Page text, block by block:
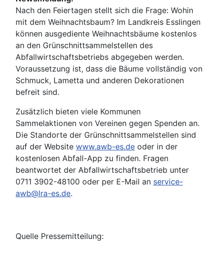
Nach den Feiertagen stellt sich die Frage: Wohin
mit dem Weihnachtsbaum? Im Landkreis Esslingen
können ausgediente Weihnachtsbäume kostenlos
an den Grünschnittsammelstellen des
Abfallwirtschaftsbetriebs abgegeben werden.
Voraussetzung ist, dass die Bäume vollständig von
Schmuck, Lametta und anderen Dekorationen
befreit sind.
Zusätzlich bieten viele Kommunen
Sammelaktionen von Vereinen gegen Spenden an.
Die Standorte der Grünschnittsammelstellen sind
auf der Website www.awb-es.de oder in der
kostenlosen Abfall-App zu finden. Fragen
beantwortet der Abfallwirtschaftsbetrieb unter
0711 3902-48100 oder per E-Mail an service-
awb@lra-es.de.
Quelle Pressemitteilung: